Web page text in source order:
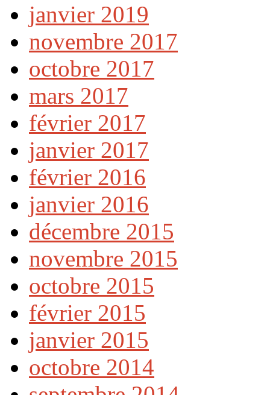
janvier 2019
novembre 2017
octobre 2017
mars 2017
février 2017
janvier 2017
février 2016
janvier 2016
décembre 2015
novembre 2015
octobre 2015
février 2015
janvier 2015
octobre 2014